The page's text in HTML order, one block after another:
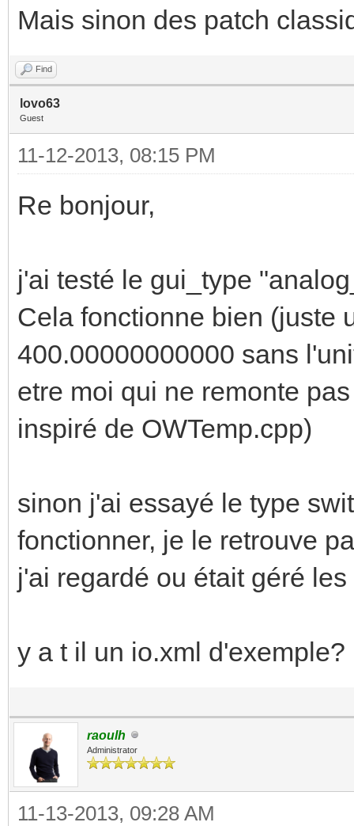
Mais sinon des patch
Find
lovo63
Guest
11-12-2013, 08:15 PM
Re bonjour,
j'ai testé le gui_type
Cela fonctionne bien (juste
400.00000000000 sans
etre moi qui ne remonte
inspiré de OWTemp.cpp)
sinon j'ai essayé le type
fonctionner, je le retrouve
j'ai regardé ou était géré
y a t il un io.xml d'exemple?
raoulh
Administrator
11-13-2013, 09:28 AM